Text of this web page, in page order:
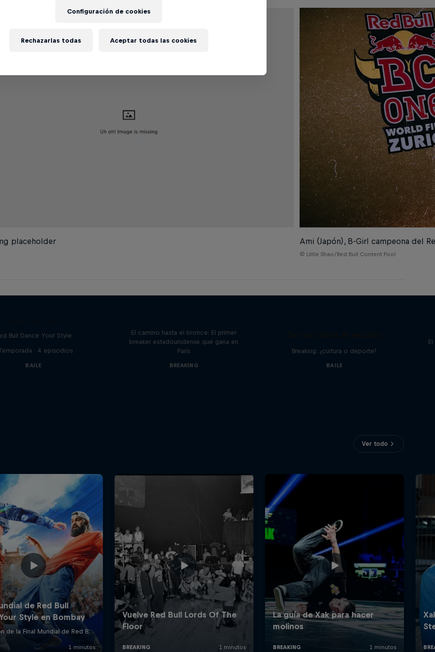
placeholder Ami (Japón), B-Girl campeona del
© Little Shao/Red Bull Content Pool
Bull Dance Your Style
· 4 episodios
BAILE
El camino hasta el bronce: El primer
breaker estadounidense que gana en
París
BREAKING
Breaking: ¿cultura o deporte?
BAILE
Ver todo
Configuración de cookies
Rechazarlas todas Aceptar todas las cookies